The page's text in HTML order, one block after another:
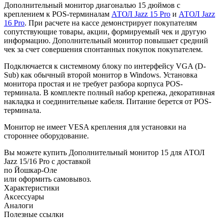
Дополнительный монитор диагональю 15 дюймов с
креплением к POS-терминалам АТОЛ Jazz 15 Pro и АТОЛ Jazz
16 Pro. При расчете на кассе демонстрирует покупателям
сопутствующие товары, акции, формируемый чек и другую
информацию. Дополнительный монитор повышает средний
чек за счет совершения спонтанных покупок покупателем.
Подключается к системному блоку по интерфейсу VGA (D-
Sub) как обычный второй монитор в Windows. Установка
монитора простая и не требует разбора корпуса POS-
терминала. В комплекте полный набор крепежа, декоративная
накладка и соединительные кабеля. Питание берется от POS-
терминала.
Монитор не имеет VESA крепления для установки на
стороннее оборудование.
Вы можете купить Дополнительный монитор 15 для АТОЛ
Jazz 15/16 Pro с доставкой
по Йошкар-Оле
или оформить самовывоз.
Характеристики
Аксессуары
Аналоги
Полезные ссылки